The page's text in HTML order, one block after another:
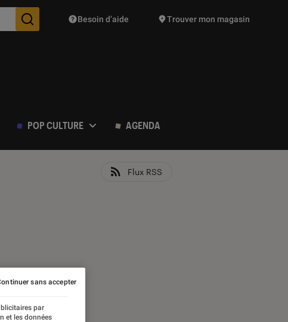
Des suggestions de produits vont vous être proposées
Besoin d’aide Trouver mon magasin
POP CULTURE AGENDA
Flux RSS
par
et les données
sans accepter